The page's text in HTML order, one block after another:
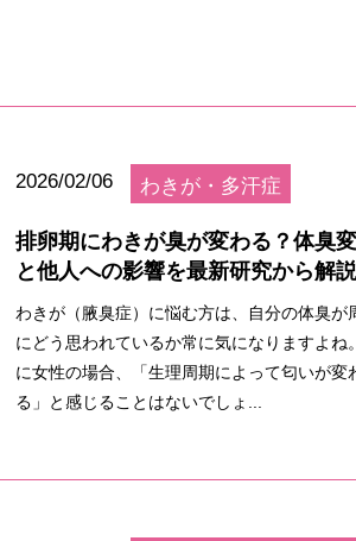
2026/02/06 わきが・多汗症
排卵期にわきが臭が変わる？体臭
と他人への影響を最新研究から解説
わきが（腋臭症）に悩む方は、自分の体臭が
にどう思われているか常に気になりますよね
に女性の場合、「生理周期によって匂いが変
る」と感じることはないでしょ...